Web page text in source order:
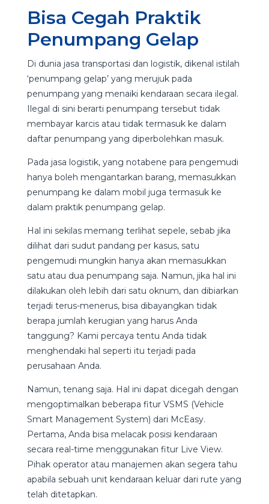
Bisa Cegah Praktik
Penumpang Gelap
Di dunia jasa transportasi dan logistik, dikenal istilah
‘penumpang gelap’ yang merujuk pada
penumpang yang menaiki kendaraan secara ilegal.
Ilegal di sini berarti penumpang tersebut tidak
membayar karcis atau tidak termasuk ke dalam
daftar penumpang yang diperbolehkan masuk.
Pada jasa logistik, yang notabene para pengemudi
hanya boleh mengantarkan barang, memasukkan
penumpang ke dalam mobil juga termasuk ke
dalam praktik penumpang gelap.
Hal ini sekilas memang terlihat sepele, sebab jika
dilihat dari sudut pandang per kasus, satu
pengemudi mungkin hanya akan memasukkan
satu atau dua penumpang saja. Namun, jika hal ini
dilakukan oleh lebih dari satu oknum, dan dibiarkan
terjadi terus-menerus, bisa dibayangkan tidak
berapa jumlah kerugian yang harus Anda
tanggung? Kami percaya tentu Anda tidak
menghendaki hal seperti itu terjadi pada
perusahaan Anda.
Namun, tenang saja. Hal ini dapat dicegah dengan
mengoptimalkan beberapa fitur VSMS (Vehicle
Smart Management System) dari McEasy.
Pertama, Anda bisa melacak posisi kendaraan
secara real-time menggunakan fitur Live View.
Pihak operator atau manajemen akan segera tahu
apabila sebuah unit kendaraan keluar dari rute yang
telah ditetapkan.